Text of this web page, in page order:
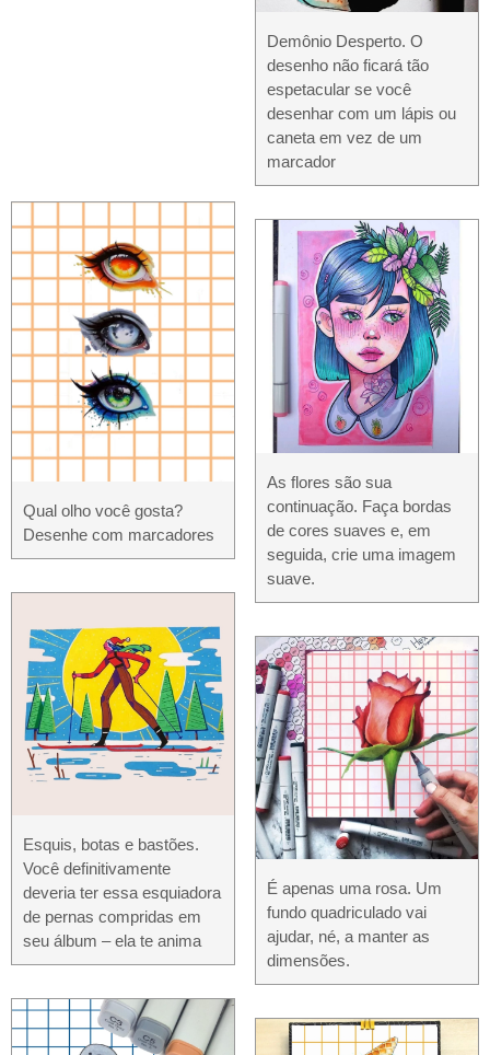
Qual olho você gosta?
Desenhe com marcadores
Esquis, botas e bastões.
Você definitivamente
deveria ter essa esquiadora
de pernas compridas em
seu álbum – ela te anima
Demônio Desperto. O
desenho não ficará tão
espetacular se você
desenhar com um lápis ou
caneta em vez de um
marcador
As flores são sua
continuação. Faça bordas
de cores suaves e, em
seguida, crie uma imagem
suave.
É apenas uma rosa. Um
fundo quadriculado vai
ajudar, né, a manter as
dimensões.